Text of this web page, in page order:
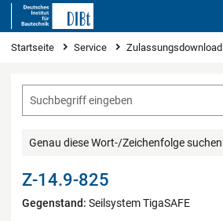
Sie sind hier
Startseite Service Zulassungsdownload
Genau diese Wort-/Zeichenfolge suchen
Z-14.9-825
Gegenstand: Seilsystem TigaSAFE